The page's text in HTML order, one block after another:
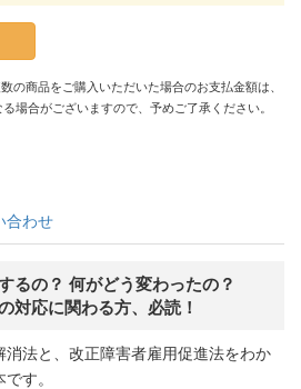
の商品をご購入いただいた場合のお支払金額は、
場合がございますので、予めご了承ください。
合わせ
るの？ 何がどう変わったの？
対応に関わる方、必読！
法と、改正障害者雇用促進法をわか
す。